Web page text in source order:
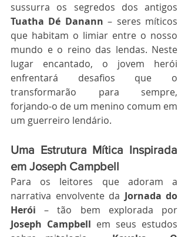
Tuatha Dé Danann – seres míticos
que habitam o limiar entre o nosso
mundo e o reino das lendas. Neste
lugar encantado, o jovem herói
enfrentará desafios que o
transformarão para sempre,
forjando-o de um menino comum em
um guerreiro lendário.
Uma Estrutura Mítica Inspirada
em Joseph Campbell
Para os leitores que adoram a
narrativa envolvente da Jornada do
Herói
Joseph Campbell em seus estudos